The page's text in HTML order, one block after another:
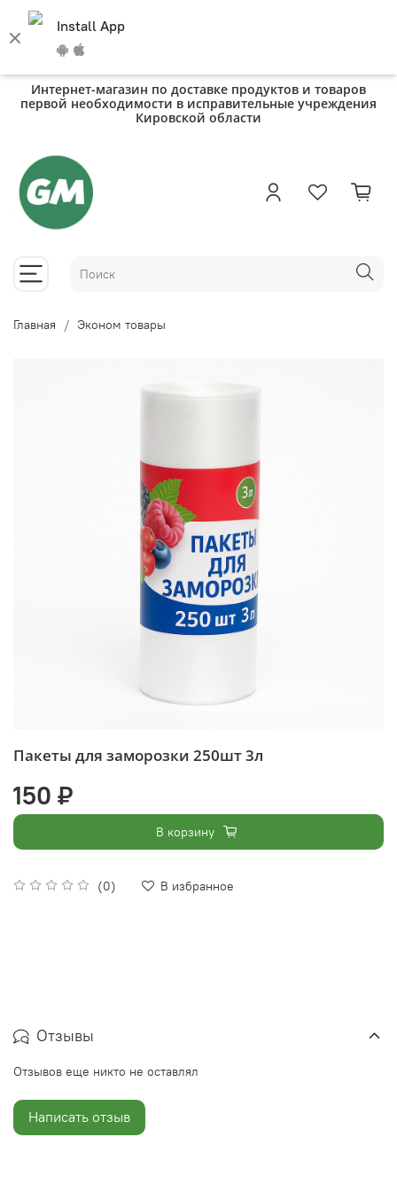
Install App
Интернет-магазин по доставке продуктов и товаров
первой необходимости в исправительные учреждения
Кировской области
Главная Эконом товары
Пакеты для заморозки 250шт 3л
(0) В избранное
150 ₽
В корзину
Отзывы
Отзывов еще никто не оставлял
Написать отзыв